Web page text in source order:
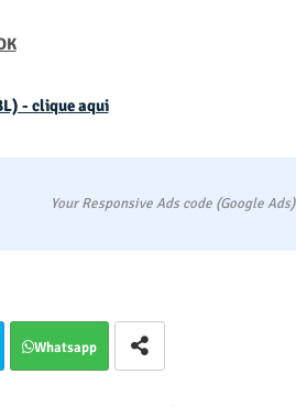
- clique aqui
Your Responsive Ads code (Google Ads)
Whatsapp